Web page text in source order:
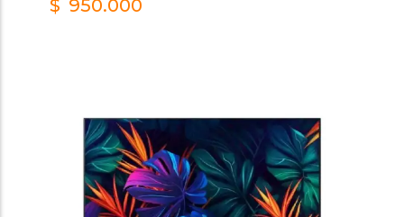
$ 950.000